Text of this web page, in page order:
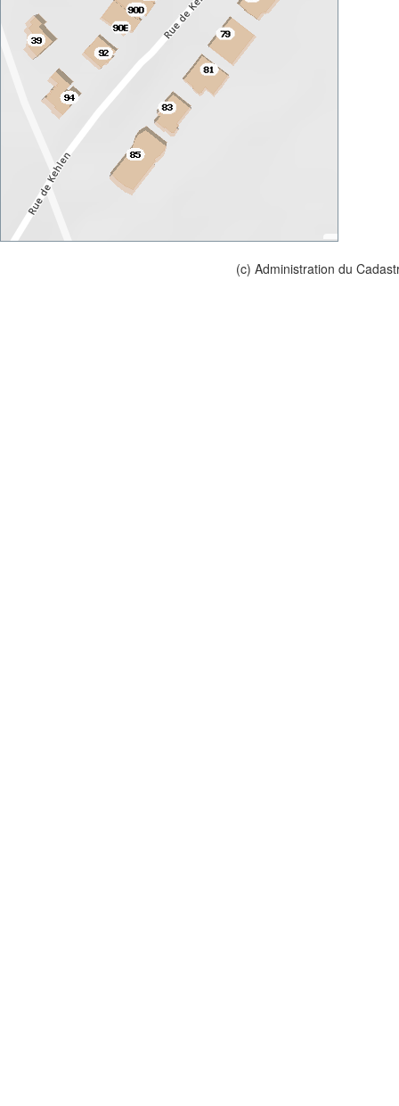
(c) Administration du